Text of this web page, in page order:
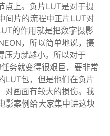
点上。负片LUT是对于摄
间片的流程中正片LUT对
的作用就是把数字摄影
，所以简单地说，摄
压力就越小。所以对于
务就变得很艰巨，要非常
LUT包，但是他们在负片
对画面有较大的损伤。我
影案例给大家集中讲这块